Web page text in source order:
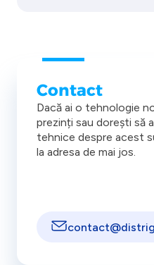
Contact
Dacă ai o tehnologie
prezinți sau dorești să
tehnice despre acest
la adresa de mai jos.